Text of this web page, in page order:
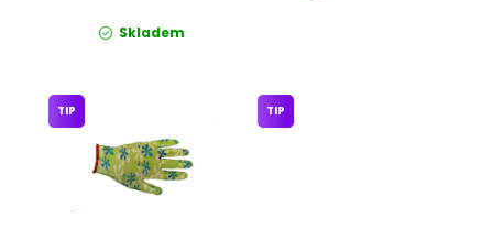
Skladem
TIP TIP